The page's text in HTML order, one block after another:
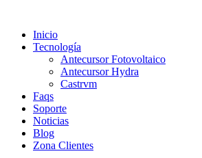
contenido
Inicio
Tecnología
Antecursor Fotovoltaico
Antecursor Hydra
Castrvm
Faqs
Soporte
Noticias
Blog
Zona Clientes